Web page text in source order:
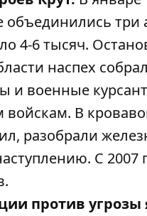
объединились
4-6 тысяч.
наспех
и военные
войскам. В
разобрали
С 2007
против